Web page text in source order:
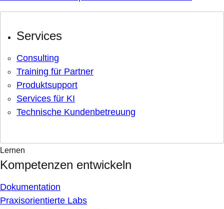
Services
Consulting
Training für Partner
Produktsupport
Services für KI
Technische Kundenbetreuung
Lernen
Kompetenzen entwickeln
Dokumentation
Praxisorientierte Labs